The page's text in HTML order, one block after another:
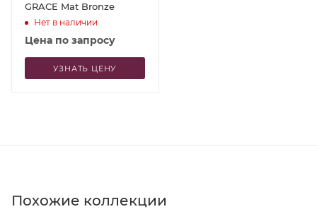
GRACE Mat Bronze
Нет в наличии
Цена по запросу
УЗНАТЬ ЦЕНУ
Похожие коллекции